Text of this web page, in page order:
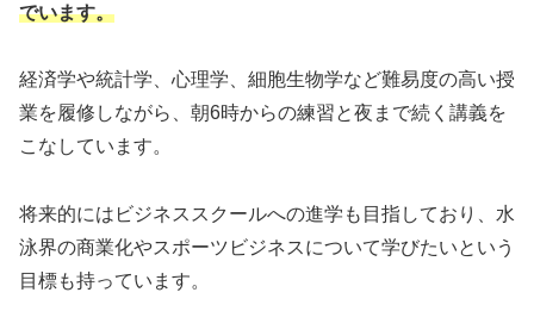
でいます。
経済学や統計学、心理学、細胞生物学など難易度の高い授
業を履修しながら、朝6時からの練習と夜まで続く講義を
こなしています。
将来的にはビジネススクールへの進学も目指しており、水
泳界の商業化やスポーツビジネスについて学びたいという
目標も持っています。